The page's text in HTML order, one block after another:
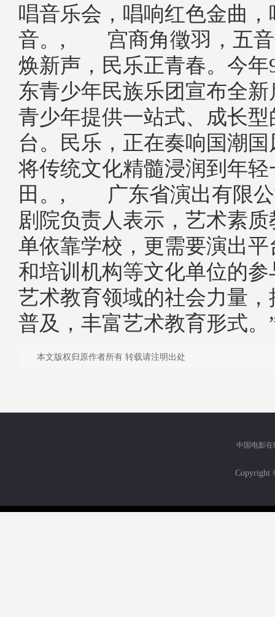
唱音乐会，唱响红色金曲
音。, 宫商角徵羽，五音
焕新声，民乐正青春。今年
东青少年民族乐团宣布全
青少年提供一站式、成长
台。民乐，正在奏响国潮
将传统文化精髓浸润到年轻
田。, 广东省演出有限公
剧院负责人表示，艺术素
单依靠学校，更需要演出
和培训机构等文化单位的参
艺术教育领域的社会力量
普及，丰富艺术教育形式。
本文版权归原作者所有 转载请注明出处
中国电影在
Copyright